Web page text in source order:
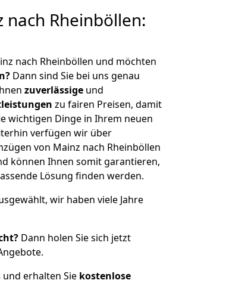
nach Rheinböllen:
nach Rheinböllen und möchten
Dann sind Sie bei uns genau
zuverlässige und
zu fairen Preisen, damit
wichtigen Dinge in Ihrem neuen
verfügen wir über
von Mainz nach Rheinböllen
können Ihnen somit garantieren,
Lösung finden werden.
wir haben viele Jahre
Dann holen Sie sich jetzt
und erhalten Sie kostenlose